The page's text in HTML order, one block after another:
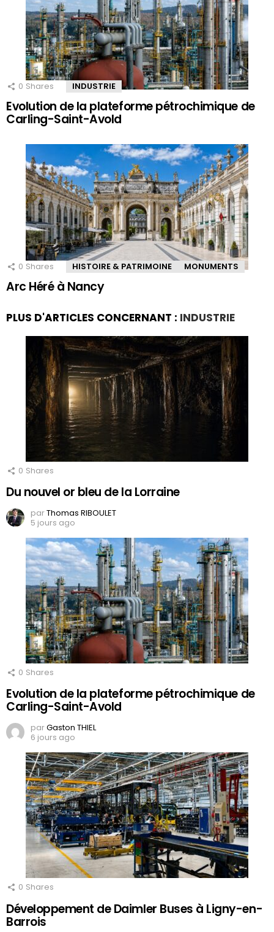
0 Shares INDUSTRIE
Evolution de la plateforme pétrochimique de
Carling-Saint-Avold
0 Shares HISTOIRE & PATRIMOINE MONUMENTS
Arc Héré à Nancy
PLUS D'ARTICLES CONCERNANT : INDUSTRIE
0 Shares
Du nouvel or bleu de la Lorraine
parThomas RIBOULET
5 jours ago
0 Shares
Evolution de la plateforme pétrochimique de
Carling-Saint-Avold
parGaston THIEL
6 jours ago
0 Shares
Développement de Daimler Buses à Ligny-en-
Barrois